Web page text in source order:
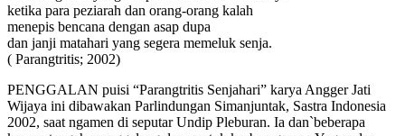
ketika para peziarah dan orang-orang kalah
menepis bencana dengan asap dupa
dan janji matahari yang segera memeluk senja.
( Parangtritis; 2002)
PENGGALAN puisi “Parangtritis Senjahari” karya Angger Jati
Wijaya ini dibawakan Parlindungan Simanjuntak, Sastra Indonesia
2002, saat ngamen di seputar Undip Pleburan. Ia dan`beberapa